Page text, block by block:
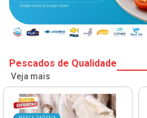
Pescados de Qualidade
Veja mais